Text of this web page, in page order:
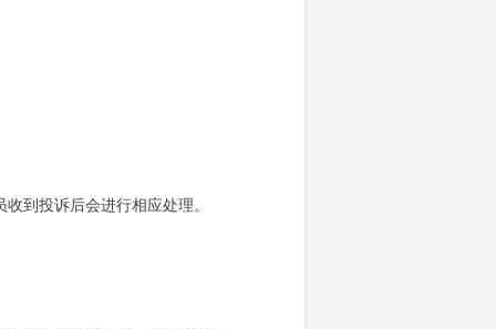
到投诉后会进行相应处理。